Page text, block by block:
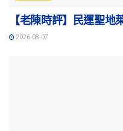
【老陳時評】民運聖地
2026-08-07